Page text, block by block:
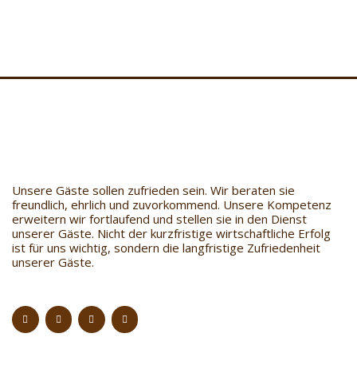
Unsere Gäste sollen zufrieden sein. Wir beraten sie
freundlich, ehrlich und zuvorkommend. Unsere Kompetenz
erweitern wir fortlaufend und stellen sie in den Dienst
unserer Gäste. Nicht der kurzfristige wirtschaftliche Erfolg
ist für uns wichtig, sondern die langfristige Zufriedenheit
unserer Gäste.